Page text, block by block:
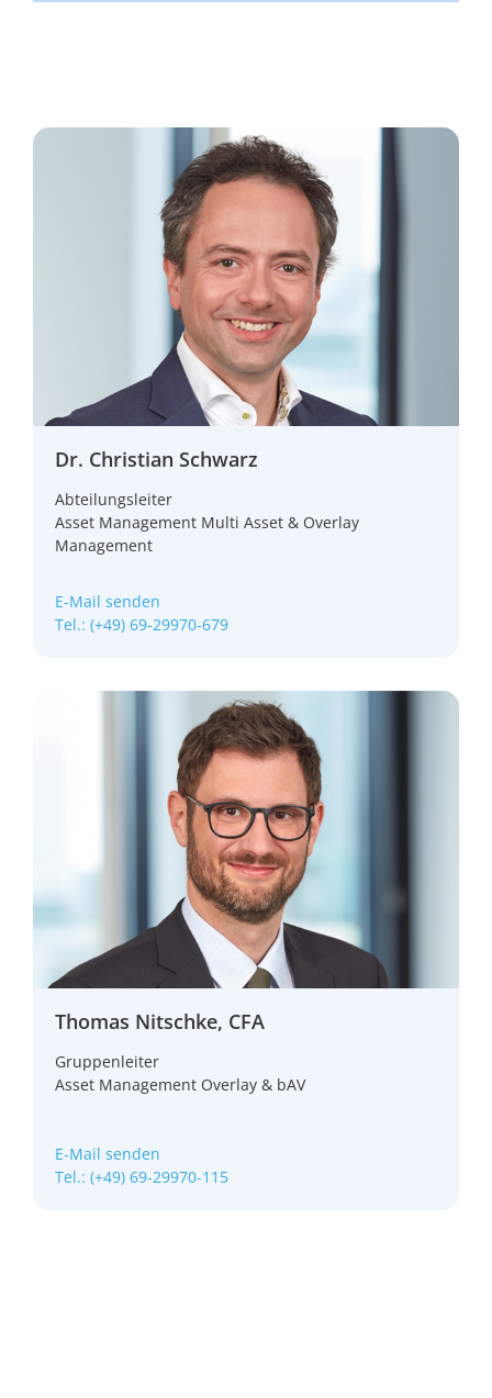
Dr. Christian Schwarz
Abteilungsleiter
Asset Management Multi Asset & Overlay
Management
E-Mail senden
Tel.: (+49) 69-29970-679
Thomas Nitschke, CFA
Gruppenleiter
Asset Management Overlay & bAV
E-Mail senden
Tel.: (+49) 69-29970-115